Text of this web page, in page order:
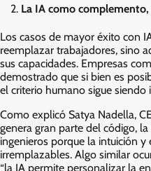
La IA como
Los casos de mayor éxito con
reemplazar trabajadores, sino
sus capacidades. Empresas
demostrado que si bien es
el criterio humano sigue siendo
Como explicó Satya Nadella,
genera gran parte del código,
ingenieros porque la intuición y
irremplazables. Algo similar
“la IA permite personalizar la